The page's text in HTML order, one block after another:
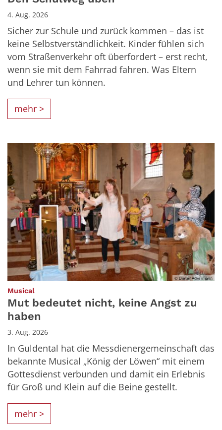
4. Aug. 2026
Sicher zur Schule und zurück kommen – das ist
keine Selbstverständlichkeit. Kinder fühlen sich
vom Straßenverkehr oft überfordert – erst recht,
wenn sie mit dem Fahrrad fahren. Was Eltern
und Lehrer tun können.
mehr >
© Dieter Ackermann
Musical
Mut bedeutet nicht, keine Angst zu
haben
3. Aug. 2026
In Guldental hat die Messdienergemeinschaft das
bekannte Musical „König der Löwen“ mit einem
Gottesdienst verbunden und damit ein Erlebnis
für Groß und Klein auf die Beine gestellt.
mehr >